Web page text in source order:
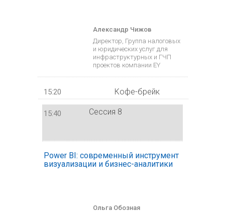
Директор, Группа налоговых
и юридических услуг для
инфраструктурных и ГЧП
проектов компании EY
Александр Чижов
Кофе-брейк
15:20
15:40 Сессия 8
Power BI: современный инструмент
визуализации и бизнес-аналитики
Ольга Обозная